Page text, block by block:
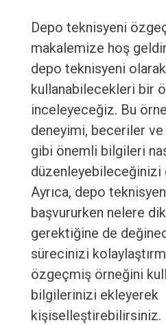
Depo teknisyeni
makalemize hoş
depo teknisyeni
kullanabilecekleri bir
inceleyeceğiz. Bu
deneyimi, beceriler
gibi önemli bilgileri
düzenleyebileceğinizi
Ayrıca, depo
başvururken nelere
gerektiğine de
sürecinizi
özgeçmiş örneğini
bilgilerinizi ekleyerek
kişiselleştirebilirsiniz.